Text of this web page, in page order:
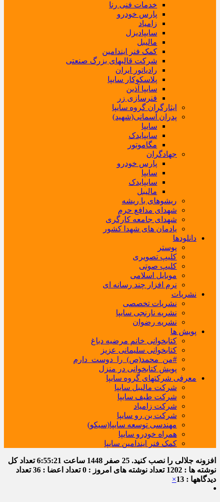
خدمات فنی رنا
پارس خودرو
زامیاد
سایپادیزل
مالیبل
کمک فنر ایندامین
شرکت قالبهای بزرگ صنعتی
رادیاتور ایران
پلاسکوکار سایپا
سایپا آذین
فنرسازی زر
ایثارگران گروه سایپا
پدران آسمانی(شهید)
سایپا
سایپایدک
مگاموتور
جهادگران
پارس خودرو
سایپا
سایپایدک
مالیبل
ریشوهای با ریشه
شهدای مدافع حرم
شهدای جامعه کارگری
یادمان های شهدا کشور
دانلودها
پوستر
کلیپ تصویری
کلیپ صوتی
موبایل اسلامی
نرم افزار چند رسانه ای
نشریات
نشریات تخصصی
نشریه نارنجی سایپا
نشریه رضوان
پویش ها
کتابخوانی خانم مرضیه دباغ
کتابخوانی سلیمانی عزیز
#من_محمد(ص)_را_دوست_دارم
پویش کتابخوانی در منزل
معرفی شرکتهای گروه سایپا
شرکت مالیبل سایپا
شرکت طیف سایپا
شرکت زامیاد
شرکت بن رو سایپا
مهندسی توسعه سایپا(سیکو)
همراه خودرو سایپا
کمک فنر ایندامین سایپا
افزونه جلالی را نصب کنید. 25 صفر 1448 ساعت 6:55:21تعداد کل
نوشته ها : 1202
تعداد نوشته های امروز : 0 تعداد اعضا : 36
تعداد
دیدگاهها : 13
×